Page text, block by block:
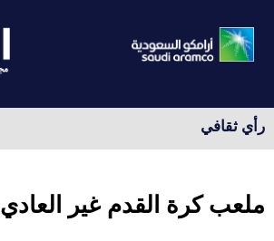
رأي ثقافي
ملعب كرة القدم غير العادي